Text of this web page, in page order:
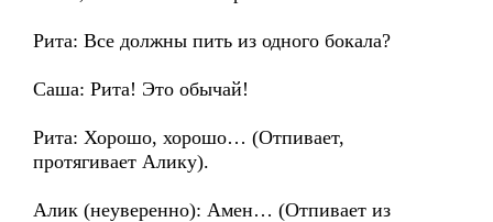
Рита: Все должны пить из одного бокала?
Саша: Рита! Это обычай!
Рита: Хорошо, хорошо… (Отпивает,
протягивает Алику).
Алик (неуверенно): Амен… (Отпивает из